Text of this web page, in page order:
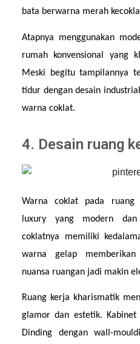
bata berwarna merah
Atapnya menggunakan
rumah konvensional yang
Meski begitu tampilannya
tidur dengan desain
warna coklat.
4. Desain ruang
Warna coklat pada ruang
luxury yang modern
coklatnya memiliki
warna gelap memberikan
nuansa ruangan jadi makin
Ruang kerja kharismatik
glamor dan estetik.
Dinding dengan wall-